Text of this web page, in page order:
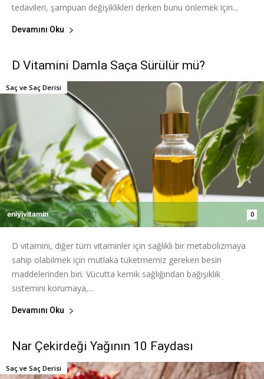
tedavileri, şampuan değişiklikleri derken bunu önlemek için...
Devamını Oku
D Vitamini Damla Saça Sürülür mü?
eniyivitamin - 5 Mart 2021 0
Saç ve Saç Derisi
D vitamini, diğer tüm vitaminler için sağlıklı bir metabolizmaya
sahip olabilmek için mutlaka tüketmemiz gereken besin
maddelerinden biri. Vücutta kemik sağlığından bağışıklık
sistemini korumaya,...
Devamını Oku
Nar Çekirdeği Yağının 10 Faydası
Saç ve Saç Derisi